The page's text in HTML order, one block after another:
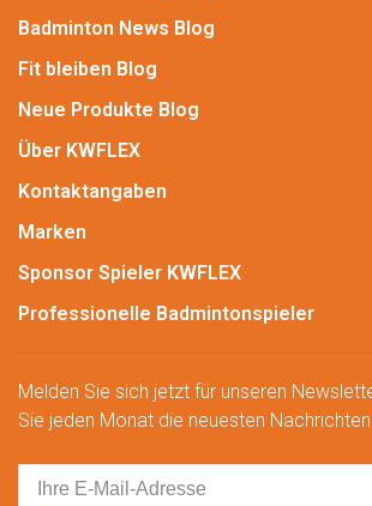
Badminton News Blog
Fit bleiben Blog
Neue Produkte Blog
Über KWFLEX
Kontaktangaben
Marken
Sponsor Spieler KWFLEX
Professionelle Badmintonspieler
Melden Sie sich jetzt für unseren
Sie jeden Monat die neuesten